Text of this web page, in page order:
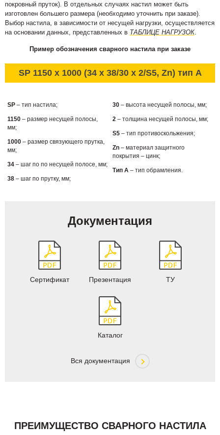
покровный пруток). В отдельных случаях настил может быть
изготовлен большего размера (необходимо уточнить при заказе).
Выбор настила, в зависимости от несущей нагрузки, осуществляется
на основании данных, представленных в ТАБЛИЦЕ НАГРУЗОК.
Пример обозначения сварного настила при заказе
SP 1150 x 1000 (34 x 38/30 x 2/S5, Zn) тип А
SP – тип настила;
1150 – размер несущей полосы,
мм;
1000 – размер связующего прутка,
мм;
34 – шаг по по несущей полосе, мм;
38 – шаг по прутку, мм;
30 – высота несущей полосы, мм;
2 – толщина несущей полосы, мм;
S5 – тип противоскольжения;
Zn – материал защитного
покрытия – цинк;
Тип А – тип обрамления.
Документация
Сертификат Презентация ТУ
Каталог
Вся документация
ПРЕИМУЩЕСТВО СВАРНОГО НАСТИЛА